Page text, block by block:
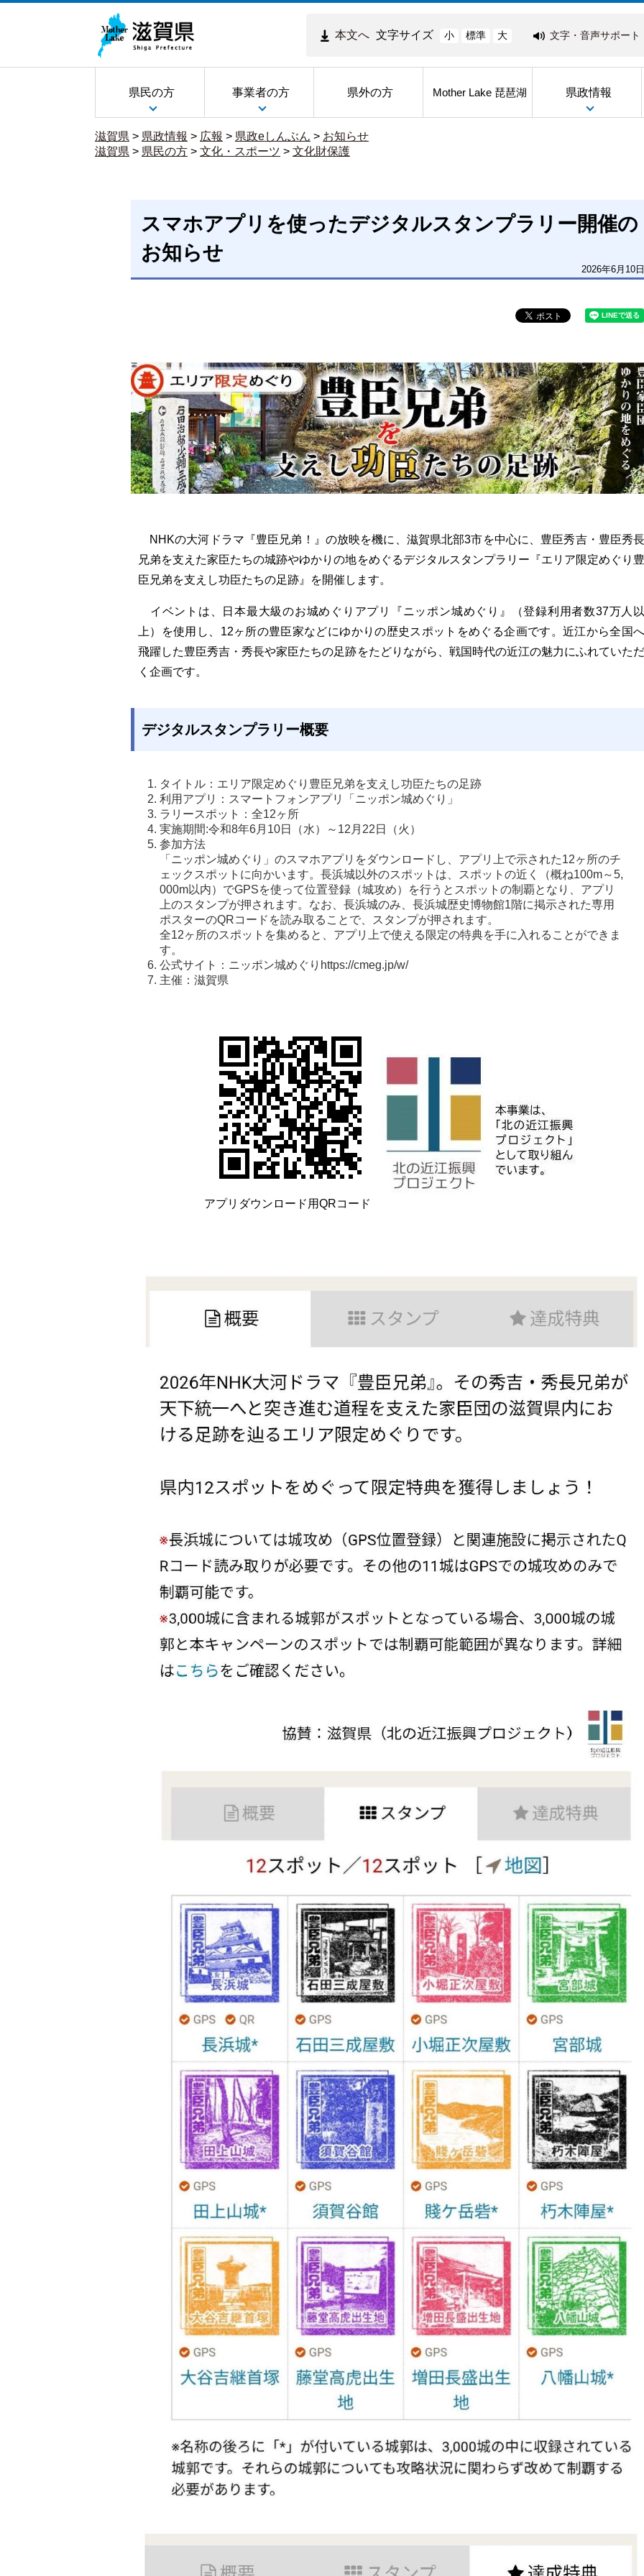
本文へ 文字サイズ 小 標準 大 文字・音声サポート
県民の方 事業者の方 県外の方 Mother Lake 琵琶湖 県政情報
滋賀県 > 県政情報 > 広報 > 県政eしんぶん > お知らせ
滋賀県 > 県民の方 > 文化・スポーツ > 文化財保護
スマホアプリを使ったデジタルスタンプラリー開催の
お知らせ
2026年6月10
NHKの大河ドラマ『豊臣兄弟！』の放映を機に、滋賀県北部3市を中心に、豊臣秀吉・豊臣秀
兄弟を支えた家臣たちの城跡やゆかりの地をめぐるデジタルスタンプラリー『エリア限定めぐり
臣兄弟を支えし功臣たちの足跡』を開催します。
イベントは、日本最大級のお城めぐりアプリ『ニッポン城めぐり』（登録利用者数37万人
上）を使用し、12ヶ所の豊臣家などにゆかりの歴史スポットをめぐる企画です。近江から全国
飛躍した豊臣秀吉・秀長や家臣たちの足跡をたどりながら、戦国時代の近江の魅力にふれていた
く企画です。
デジタルスタンプラリー概要
タイトル：エリア限定めぐり豊臣兄弟を支えし功臣たちの足跡
利用アプリ：スマートフォンアプリ「ニッポン城めぐり」
ラリースポット：全12ヶ所
実施期間:令和8年6月10日（水）～12月22日（火）
参加方法
「ニッポン城めぐり」のスマホアプリをダウンロードし、アプリ上で示された12ヶ所のチ
ェックスポットに向かいます。長浜城以外のスポットは、スポットの近く（概ね100m～5,
000m以内）でGPSを使って位置登録（城攻め）を行うとスポットの制覇となり、アプリ
上のスタンプが押されます。なお、長浜城のみ、長浜城歴史博物館1階に掲示された専用
ポスターのQRコードを読み取ることで、スタンプが押されます。
全12ヶ所のスポットを集めると、アプリ上で使える限定の特典を手に入れることができま
す。
公式サイト：ニッポン城めぐりhttps://cmeg.jp/w/
主催：滋賀県
アプリダウンロード用QRコード